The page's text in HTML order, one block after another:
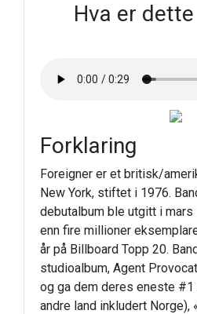
Hva er
Forklaring
Foreigner er et britisk/
New York, stiftet i 1976.
debutalbum ble utgitt i
enn fire millioner
år på Billboard Topp 20.
studioalbum, Agent
og ga dem deres eneste #1
andre land inkludert Norge),